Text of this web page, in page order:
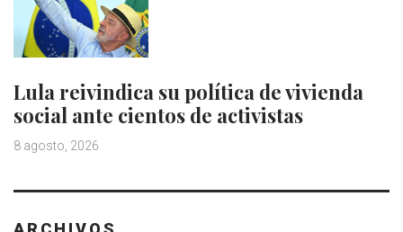
Lula reivindica su política de vivienda
social ante cientos de activistas
8 agosto, 2026